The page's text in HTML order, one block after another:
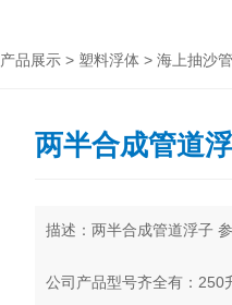
产品展示 > 塑料浮体 > 海上抽沙
两半合成管道
描述：两半合成管道浮子
公司产品型号齐全有：250